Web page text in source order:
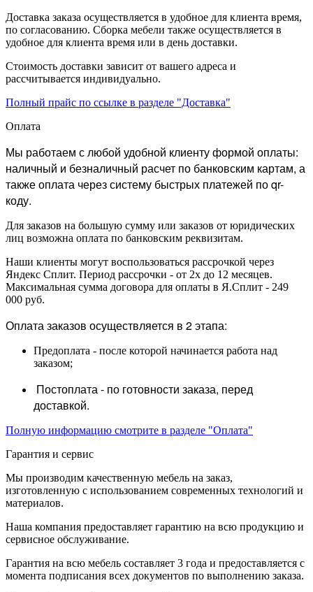
Доставка заказа осуществляется в удобное для клиента время,
по согласованию. Сборка мебели также осуществляется в
удобное для клиента время или в день доставки.
Стоимость доставки зависит от вашего адреса и
рассчитывается индивидуально.
Полный прайс по ссылке в разделе "Доставка"
Оплата
Мы работаем с любой удобной клиенту формой оплаты:
наличный и безналичный расчет по банковским картам, а
также оплата через систему быстрых платежей по qr-
коду.
Для заказов на большую сумму или заказов от юридических
лиц возможна оплата по банковским реквизитам.
Наши клиенты могут воспользоваться рассрочкой через
Яндекс Сплит. Период рассрочки - от 2х до 12 месяцев.
Максимальная сумма договора для оплаты в Я.Сплит - 249
000 руб.
Оплата заказов осуществляется в 2 этапа:
Предоплата - после которой начинается работа над
заказом;
Постоплата - по готовности заказа, перед
доставкой.
Полную информацию смотрите в разделе "Оплата"
Гарантия и сервис
Мы производим качественную мебель на заказ,
изготовленную с использованием современных технологий и
материалов.
Наша компания предоставляет гарантию на всю продукцию и
сервисное обслуживание.
Гарантия на всю мебель составляет 3 года и предоставляется с
момента подписания всех документов по выполнению заказа.